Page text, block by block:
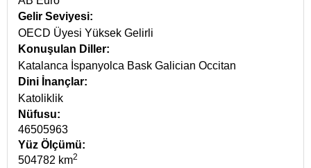
Gelir Seviyesi:
OECD Üyesi Yüksek Gelirli
Konuşulan Diller:
Katalanca İspanyolca Bask Galician Occitan
Dini İnançlar:
Katoliklik
Nüfusu:
46505963
Yüz Ölçümü:
504782 km2